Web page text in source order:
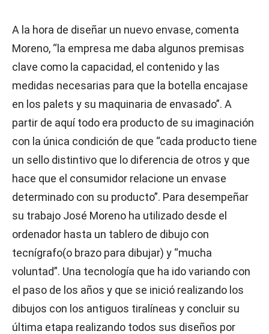
A la hora de diseñar un nuevo envase, comenta
Moreno, “la empresa me daba algunos premisas
clave como la capacidad, el contenido y las
medidas necesarias para que la botella encajase
en los palets y su maquinaria de envasado”. A
partir de aquí todo era producto de su imaginación
con la única condición de que “cada producto tiene
un sello distintivo que lo diferencia de otros y que
hace que el consumidor relacione un envase
determinado con su producto”. Para desempeñar
su trabajo José Moreno ha utilizado desde el
ordenador hasta un tablero de dibujo con
tecnígrafo(o brazo para dibujar) y “mucha
voluntad”. Una tecnología que ha ido variando con
el paso de los años y que se inició realizando los
dibujos con los antiguos tiralíneas y concluir su
última etapa realizando todos sus diseños por